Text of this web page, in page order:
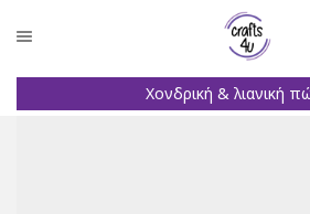
Χονδρική & λιανική